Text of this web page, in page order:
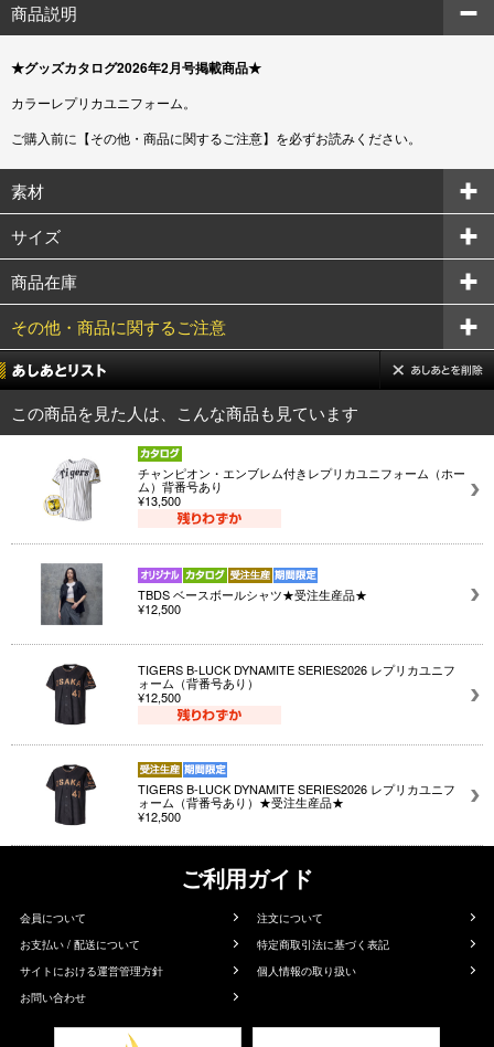
商品説明
★グッズカタログ2026年2月号掲載商品★
カラーレプリカユニフォーム。
ご購入前に【その他・商品に関するご注意】を必ずお読みください。
素材
サイズ
商品在庫
その他・商品に関するご注意
この商品を見た人は、こんな商品も見ています
チャンピオン・エンブレム付きレプリカユニフォーム（ホー
ム）背番号あり
¥13,500
TBDS ベースボールシャツ★受注生産品★
¥12,500
TIGERS B-LUCK DYNAMITE SERIES2026 レプリカユニフ
ォーム（背番号あり）
¥12,500
TIGERS B-LUCK DYNAMITE SERIES2026 レプリカユニフ
ォーム（背番号あり）★受注生産品★
¥12,500
ご利用ガイド
会員について
注文について
お支払い / 配送について
特定商取引法に基づく表記
サイトにおける運営管理方針
個人情報の取り扱い
お問い合わせ